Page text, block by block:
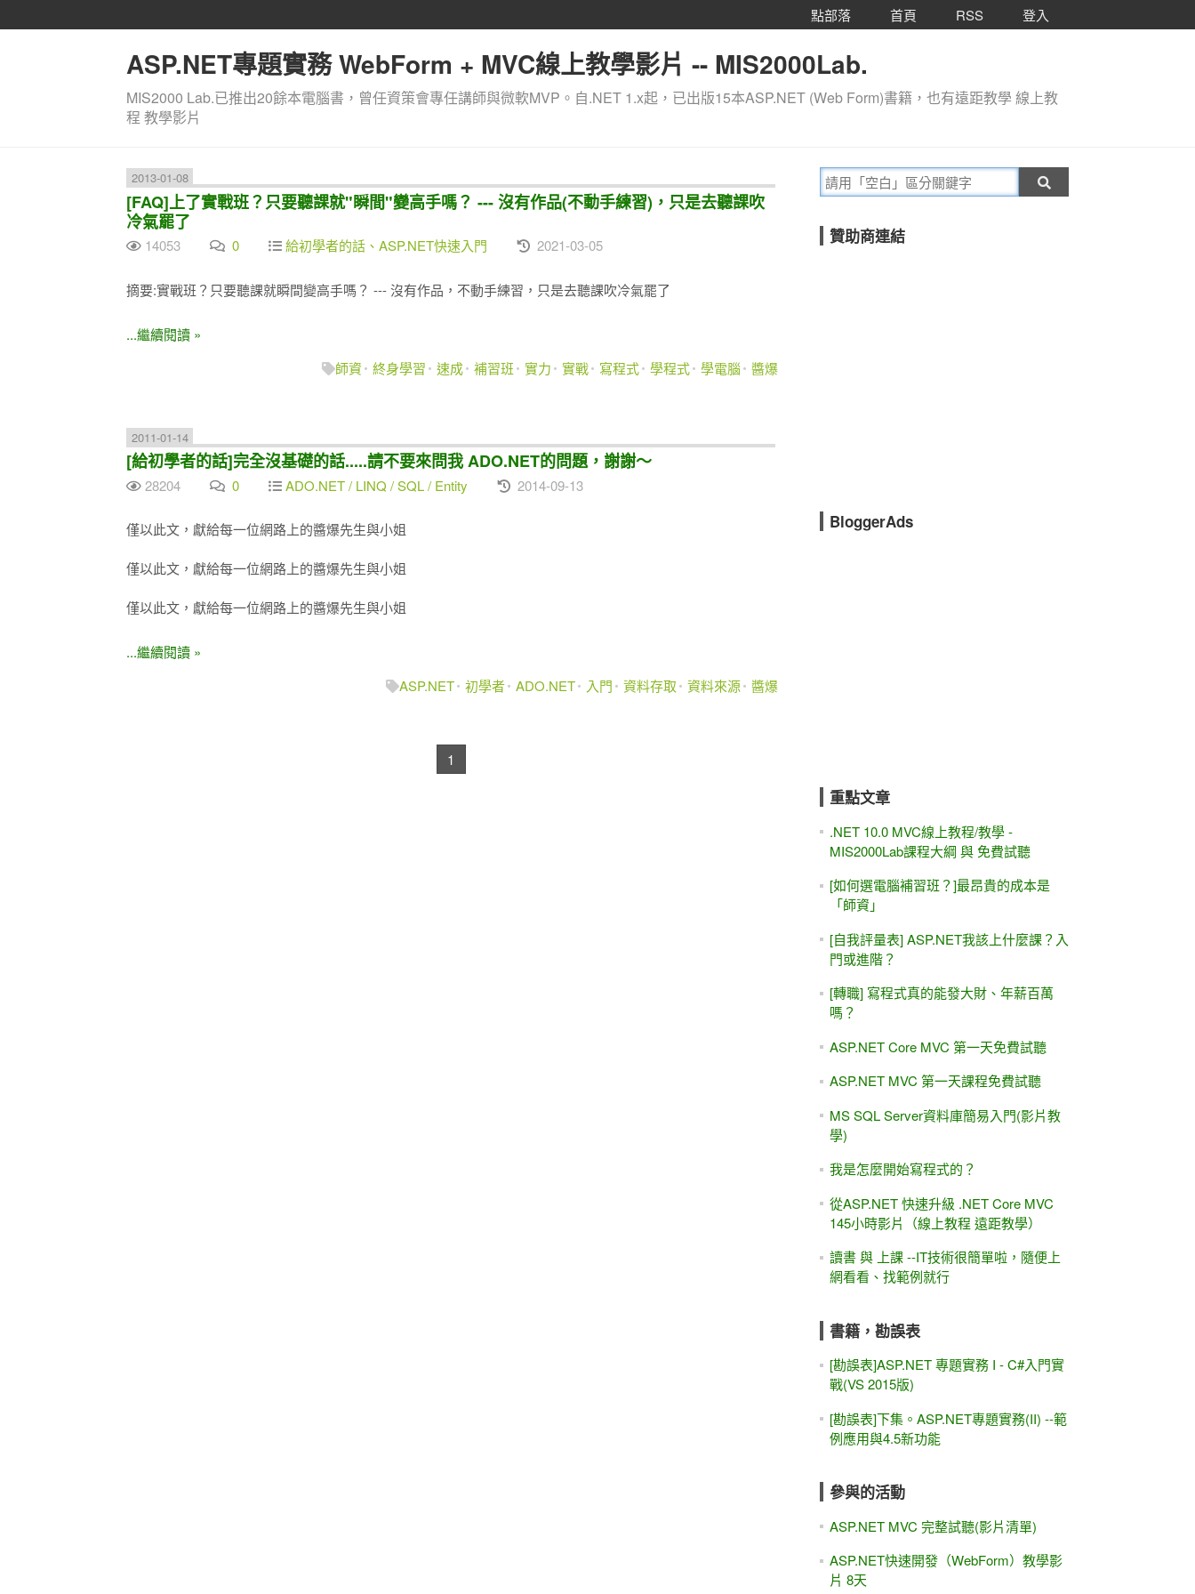
點部落 首頁 RSS 登入
ASP.NET專題實務 WebForm + MVC線上教學影片 -- MIS2000Lab.
MIS2000 Lab.已推出20餘本電腦書，曾任資策會專任講師與微軟MVP。自.NET 1.x起，已出版15本ASP.NET (Web Form)書籍，也有遠距教學 線上教
程 教學影片
2013-01-08
[FAQ]上了實戰班？只要聽課就"瞬間"變高手嗎？ --- 沒有作品(不動手練習)，只是去聽課吹
冷氣罷了
14053 0 給初學者的話、ASP.NET快速入門 2021-03-05
摘要:實戰班？只要聽課就瞬間變高手嗎？ --- 沒有作品，不動手練習，只是去聽課吹冷氣罷了
...繼續閱讀 »
師資 終身學習 速成 補習班 實力 實戰 寫程式 學程式 學電腦 醬爆
2011-01-14
[給初學者的話]完全沒基礎的話.....請不要來問我 ADO.NET的問題，謝謝～
28204 0 ADO.NET / LINQ / SQL / Entity 2014-09-13
僅以此文，獻給每一位網路上的醬爆先生與小姐
僅以此文，獻給每一位網路上的醬爆先生與小姐
僅以此文，獻給每一位網路上的醬爆先生與小姐
...繼續閱讀 »
ASP.NET 初學者 ADO.NET 入門 資料存取 資料來源 醬爆
1
贊助商連結
BloggerAds
重點文章
.NET 10.0 MVC線上教程/教學 -
MIS2000Lab課程大綱 與 免費試聽
[如何選電腦補習班？]最昂貴的成本是
「師資」
[自我評量表] ASP.NET我該上什麼課？入
門或進階？
[轉職] 寫程式真的能發大財、年薪百萬
嗎？
ASP.NET Core MVC 第一天免費試聽
ASP.NET MVC 第一天課程免費試聽
MS SQL Server資料庫簡易入門(影片教
學)
我是怎麼開始寫程式的？
從ASP.NET 快速升級 .NET Core MVC
145小時影片（線上教程 遠距教學）
讀書 與 上課 --IT技術很簡單啦，隨便上
網看看、找範例就行
書籍，勘誤表
[勘誤表]ASP.NET 專題實務 I - C#入門實
戰(VS 2015版)
[勘誤表]下集。ASP.NET專題實務(II) --範
例應用與4.5新功能
參與的活動
ASP.NET MVC 完整試聽(影片清單)
ASP.NET快速開發（WebForm）教學影
片 8天